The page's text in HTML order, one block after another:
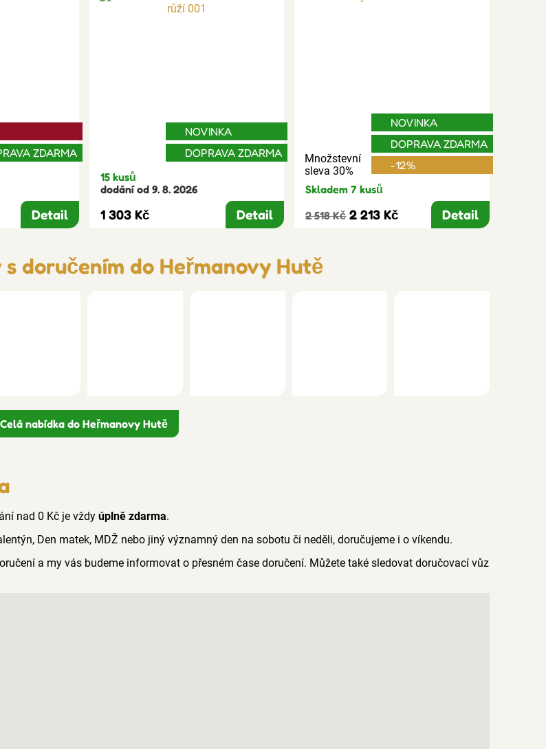
ZDARMA
Detail
NOVINKA
DOPRAVA ZDARMA
15 kusů
dodání od 9. 8. 2026
1 303 Kč Detail
Množstevní
sleva 30%
NOVINKA
DOPRAVA ZDARMA
-12%
Skladem 7 kusů
2 518 Kč 2 213 Kč Detail
doručením do Heřmanovy Hutě
Celá nabídka do Heřmanovy Hutě
nad 0 Kč je vždy úplně zdarma.
Den matek, MDŽ nebo jiný významný den na sobotu či neděli, doručujeme i o víkendu.
a my vás budeme informovat o přesném čase doručení. Můžete také sledovat doručovací vůz